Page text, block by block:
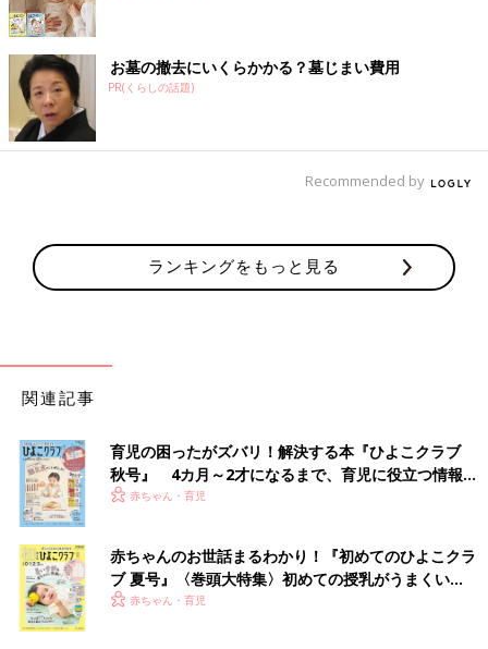
お墓の撤去にいくらかかる？墓じまい費用
PR(くらしの話題)
Recommended by
ランキングをもっと見る
関連記事
育児の困ったがズバリ！解決する本『ひよこクラブ
秋号』 4カ月～2才になるまで、育児に役立つ情報が
いっぱい！
赤ちゃん・育児
赤ちゃんのお世話まるわかり！『初めてのひよこクラ
ブ 夏号』〈巻頭大特集〉初めての授乳がうまくい
く！ おっぱい・ミルクの基本と夏のトラブル 解決テ
赤ちゃん・育児